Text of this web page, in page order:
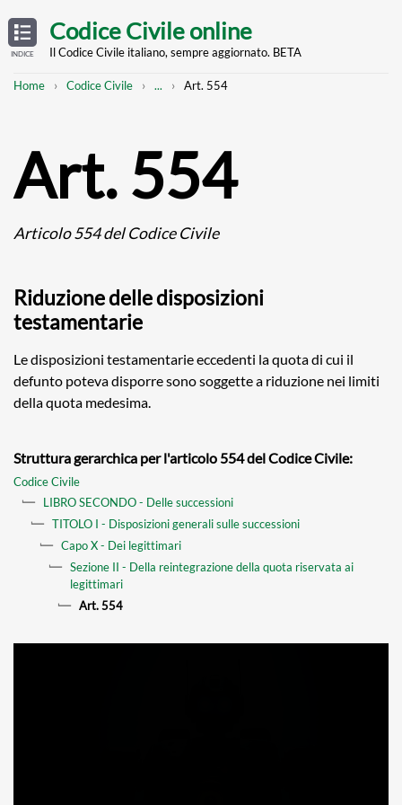
TABLE
OF
CONTENTS
INDICE
main
Codice Civile online
Il Codice Civile italiano, sempre aggiornato. BETA
Breadcrumb
Home Codice Civile
Mostra
... Art. 554
Art. 554
Articolo 554 del Codice Civile
Riduzione delle disposizioni
testamentarie
Le disposizioni testamentarie eccedenti la quota di cui il
defunto poteva disporre sono soggette a riduzione nei limiti
della quota medesima.
Struttura gerarchica per l'articolo 554 del Codice Civile:
Codice Civile
LIBRO SECONDO - Delle successioni
TITOLO I - Disposizioni generali sulle successioni
Capo X - Dei legittimari
Sezione II - Della reintegrazione della quota riservata ai
legittimari
Art. 554